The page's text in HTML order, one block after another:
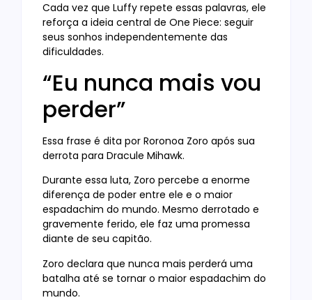
Cada vez que Luffy repete essas palavras, ele
reforça a ideia central de One Piece: seguir
seus sonhos independentemente das
dificuldades.
“Eu nunca mais vou
perder”
Essa frase é dita por Roronoa Zoro após sua
derrota para Dracule Mihawk.
Durante essa luta, Zoro percebe a enorme
diferença de poder entre ele e o maior
espadachim do mundo. Mesmo derrotado e
gravemente ferido, ele faz uma promessa
diante de seu capitão.
Zoro declara que nunca mais perderá uma
batalha até se tornar o maior espadachim do
mundo.